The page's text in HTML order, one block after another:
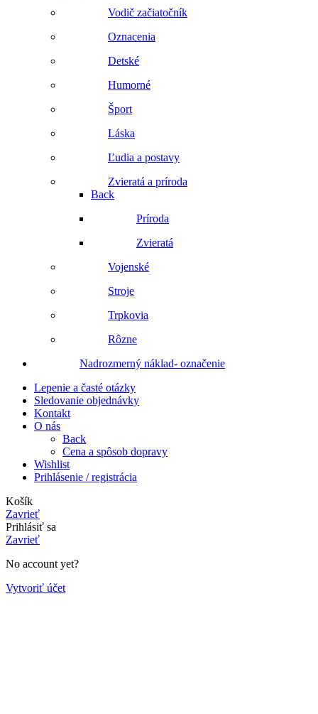
Vodič začiatočník
Oznacenia
Detské
Humorné
Šport
Láska
Ľudia a postavy
Zvieratá a príroda
Back
Príroda
Zvieratá
Vojenské
Stroje
Trpkovia
Rôzne
Nadrozmerný náklad- označenie
Lepenie a časté otázky
Sledovanie objednávky
Kontakt
O nás
Back
Cena a spôsob dopravy
Wishlist
Prihlásenie / registrácia
Košík
Zavrieť
Prihlásiť sa
Zavrieť
No account yet?
Vytvoriť účet